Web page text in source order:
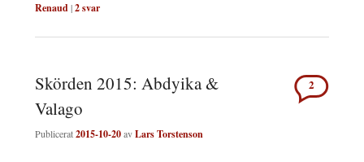
Renaud|2svar
Skörden 2015: Abdyika &
Valago
Publicerat2015-10-20avLars Torstenson
2